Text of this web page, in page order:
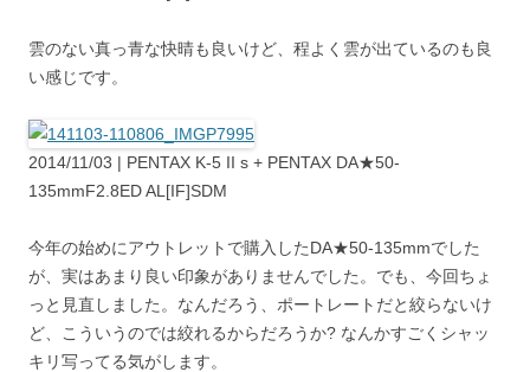
雲のない真っ青な快晴も良いけど、程よく雲が出ているのも良
い感じです。
2014/11/03 | PENTAX K-5 II s + PENTAX DA★50-
135mmF2.8ED AL[IF]SDM
今年の始めにアウトレットで購入したDA★50-135mmでした
が、実はあまり良い印象がありませんでした。でも、今回ちょ
っと見直しました。なんだろう、ポートレートだと絞らないけ
ど、こういうのでは絞れるからだろうか? なんかすごくシャッ
キリ写ってる気がします。